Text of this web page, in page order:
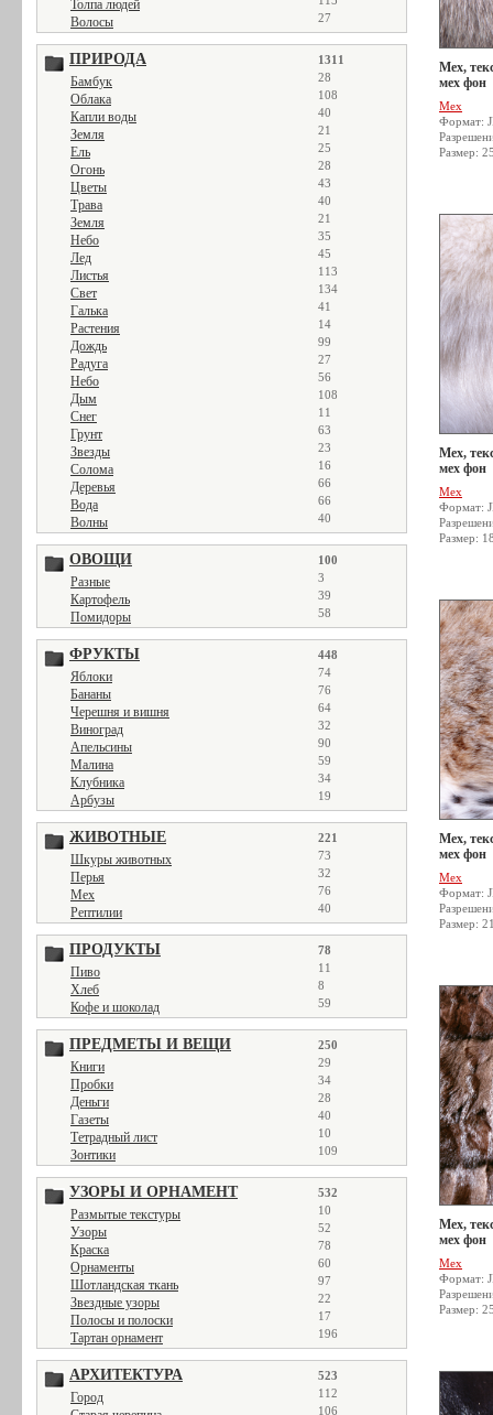
Толпа людей
Волосы 27
ПРИРОДА 1311
Бамбук 28
Облака 108
Капли воды 40
Земля 21
Ель 25
Огонь 28
Цветы 43
Трава 40
Земля 21
Небо 35
Лед 45
Листья 113
Свет 134
Галька 41
Растения 14
Дождь 99
Радуга 27
Небо 56
Дым 108
Снег 11
Грунт 63
Звезды 23
Солома 16
Деревья 66
Вода 66
Волны 40
ОВОЩИ 100
Разные 3
Картофель 39
Помидоры 58
ФРУКТЫ 448
Яблоки 74
Бананы 76
Черешня и вишня 64
Виноград 32
Апельсины 90
Малина 59
Клубника 34
Арбузы 19
ЖИВОТНЫЕ 221
Шкуры животных 73
Перья 32
Мех 76
Рептилии 40
ПРОДУКТЫ 78
Пиво 11
Хлеб 8
Кофе и шоколад 59
ПРЕДМЕТЫ И ВЕЩИ 250
Книги 29
Пробки 34
Деньги 28
Газеты 40
Тетрадный лист 10
Зонтики 109
УЗОРЫ И ОРНАМЕНТ 532
Размытые текстуры 10
Узоры 52
Краска 78
Орнаменты 60
Шотландская ткань 97
Звездные узоры 22
Полосы и полоски 17
Тартан орнамент 196
АРХИТЕКТУРА 523
Город 112
106
Мех,
мех фон
Мех
Формат:
Размер:
Мех,
мех фон
Мех
Формат:
Размер:
Мех,
мех фон
Мех
Формат:
Размер:
Мех,
мех фон
Мех
Формат:
Размер: